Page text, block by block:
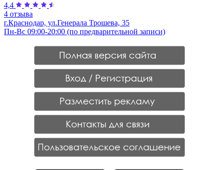
4,4
4 отзыва
г.Краснодар, ул.Генерала Трошева, 35
Пн-Вс 09:00-20:00 (по предварительной записи)